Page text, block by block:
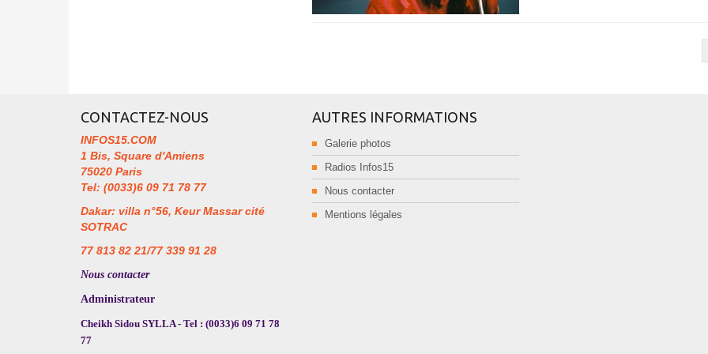
CONTACTEZ-NOUS
INFOS15.COM
1 Bis, Square d'Amiens
75020 Paris
Tel: (0033)6 09 71 78 77
Dakar: villa n°56, Keur Massar cité
SOTRAC
77 813 82 21/77 339 91 28
Nous contacter
Administrateur
Cheikh Sidou SYLLA - Tel : (0033)6 09 71 78
77
AUTRES INFORMATIONS
Galerie photos
Radios Infos15
Nous contacter
Mentions légales